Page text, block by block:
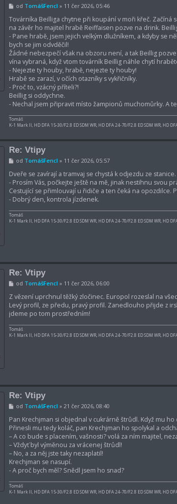
P
í
p
ě
v
e
k
od TomášFencl » 11 čer 2026, 05:46
Továrníka Beilliga chytne při koupání v moři křeč. Začíná
na závěr ho majitel hrabě Reiffaisen pozve na drink.
- Pane hrabě, jsem jejich velkým dlužníkem, a kdyby se
bych se jim odvděčil!
Žádné nebezpečí však na obzoru není, a tak Beillig
vína vybraná, když vtom továrník Beillig náhle chytí
- Nejezte ty houby, hrabě, nejezte ty houby!
Hrabě se zarazí, v očích otazníky s vykřičníky.
- Proč to, vzácný příteli?!
Beillig si oddychne.
- Nechal jsem připravit místo žampionů muchomůrky. A
Tomáš
K-1 Mark II, HD DFA 15-30/F2.8 ED SDM WR, HD DFA 24-70/F2.8 ED SDM WR, HD
Re: Vtipy
P
í
s
p
ě
v
k
od TomášFencl » 11 čer 2026, 05:57
Dveře se zavírají a tramvaj se chystá k odjezdu ze
- Prosím Vás, počkejte ještě na mě, jinak nestihnu svou
Cestující se přimlouvají u řidiče a ten čeká na opozdilce.
- Dobrý den, kontrola jízdenek.
Tomáš
K-1 Mark II, HD DFA 15-30/F2.8 ED SDM WR, HD DFA 24-70/F2.8 ED SDM WR, HD
Re: Vtipy
P
í
s
p
ě
e
k
od TomášFencl » 11 čer 2026, 06:00
Z vězení uprchnul těžký zločinec. Europol rozeslal na
Levý profil, ze předu, pravý profil. Zanedlouho přijde z
jdeme po tom prostředním!
Tomáš
K-1 Mark II, HD DFA 15-30/F2.8 ED SDM WR, HD DFA 24-70/F2.8 ED SDM WR, HD
Re: Vtipy
P
í
s
p
ě
v
e
k
od TomášFencl »21 čer 2026, 08:40
Pan Krechjman si objednal v cukrárně štrůdl. Když mu
Přinesli mu tedy koláč, pan Krechjman ho spolykal a
– A co bude s placením, vašnosti? volá za ním majitel,
– Vždyť byl výměnou za vrácenej štrůdl!
– No, a za něj jste taky nezaplatil!
Krechjman se nasupí.
- A proč bych měl? Snědl jsem ho snad?
Tomáš
K-1 Mark II, HD DFA 15-30/F2.8 ED SDM WR, HD DFA 24-70/F2.8 ED SDM WR, HD